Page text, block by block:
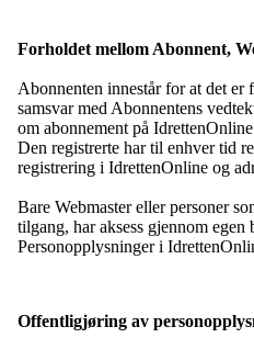
Forholdet mellom Abonnent,
Abonnenten innestår for at det er
samsvar med Abonnentens
om abonnement på
Den registrerte har til enhver tid
registrering i IdrettenOnline og
Bare Webmaster eller personer
tilgang, har aksess gjennom
Personopplysninger i
Offentligjøring av